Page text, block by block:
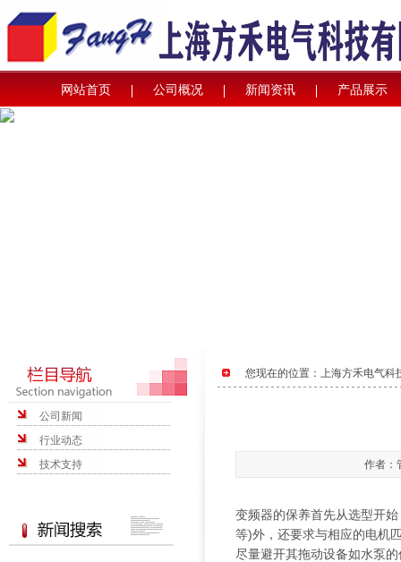
网站首页 公司概况 新闻资讯 产品展示
作者
变频器的保养首先从选型开
等)外，还要求与相应的电机
尽量避开其拖动设备如水泵
公司新闻
行业动态
技术支持
您现在的位置： 上海方禾电气科